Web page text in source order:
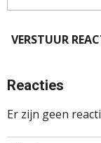
VERSTUUR
Reacties
Er zijn geen